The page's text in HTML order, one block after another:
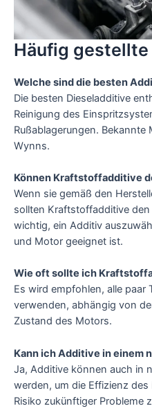
Häufig gestellte
Welche sind die besten
Die besten Dieseladditive
Reinigung des
Rußablagerungen. Bekannte
Wynns.
Können Kraftstoffadditive
Wenn sie gemäß den
sollten Kraftstoffadditive
wichtig, ein Additiv
und Motor geeignet ist.
Wie oft sollte ich
Es wird empfohlen, alle paar
verwenden, abhängig von
Zustand des Motors.
Kann ich Additive in einem
Ja, Additive können auch in
werden, um die Effizienz
Risiko zukünftiger Probleme